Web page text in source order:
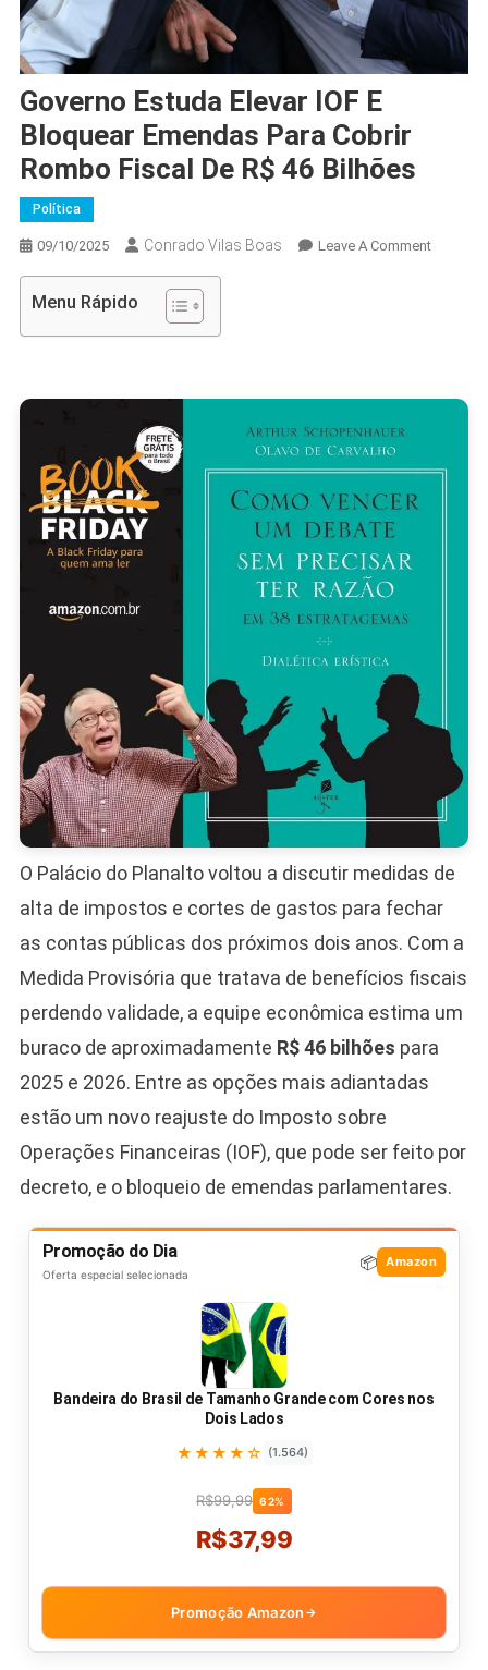
Governo Estuda Elevar IOF E
Bloquear Emendas Para Cobrir
Rombo Fiscal De R$ 46 Bilhões
Política
09/10/2025 Conrado Vilas Boas Leave A CommentOn
Cobrir
Menu Rápido
O Palácio do Planalto voltou a discutir medidas de
alta de impostos e cortes de gastos para fechar
as contas públicas dos próximos dois anos. Com a
Medida Provisória que tratava de benefícios fiscais
perdendo validade, a equipe econômica estima um
buraco de aproximadamente R$ 46 bilhões para
2025 e 2026. Entre as opções mais adiantadas
estão um novo reajuste do Imposto sobre
Operações Financeiras (IOF), que pode ser feito por
decreto, e o bloqueio de emendas parlamentares.
Promoção do Dia
Oferta especial selecionada
📦 Amazon
Bandeira do Brasil de Tamanho Grande com Cores nos
Dois Lados
★★★★☆ (1.564)
R$99,99 62%
R$37,99
Promoção Amazon →